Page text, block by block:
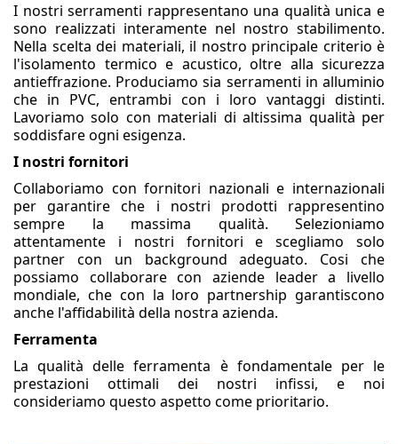
I nostri serramenti rappresentano una qualità unica e
sono realizzati interamente nel nostro stabilimento.
Nella scelta dei materiali, il nostro principale criterio è
l'isolamento termico e acustico, oltre alla sicurezza
antieffrazione. Produciamo sia serramenti in alluminio
che in PVC, entrambi con i loro vantaggi distinti.
Lavoriamo solo con materiali di altissima qualità per
soddisfare ogni esigenza.
I nostri fornitori
Collaboriamo con fornitori nazionali e internazionali
per garantire che i nostri prodotti rappresentino
sempre la massima qualità. Selezioniamo
attentamente i nostri fornitori e scegliamo solo
partner con un background adeguato. Cosi che
possiamo collaborare con aziende leader a livello
mondiale, che con la loro partnership garantiscono
anche l'affidabilità della nostra azienda.
Ferramenta
La qualità delle ferramenta è fondamentale per le
prestazioni ottimali dei nostri infissi, e noi
consideriamo questo aspetto come prioritario.